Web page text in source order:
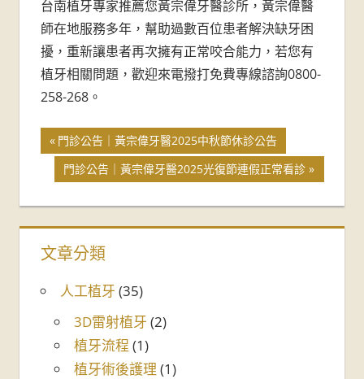
推
薦
台南植牙專家推薦您黃宗偉牙醫診所，黃宗偉醫
師在地服務多年，幫助過數百位患者解決缺牙困
擾，重新讓患者再次擁有正常咬合能力，若您有
植牙相關問題，歡迎來電撥打免費專線諮詢0800-
258-268。
門診公告｜黃宗偉牙醫2025中秋節休診公告
門診公告｜黃宗偉牙醫2025光復節連假正常看診
文章分類
人工植牙 (35)
3D雷射植牙 (2)
植牙流程 (1)
植牙術後護理 (1)